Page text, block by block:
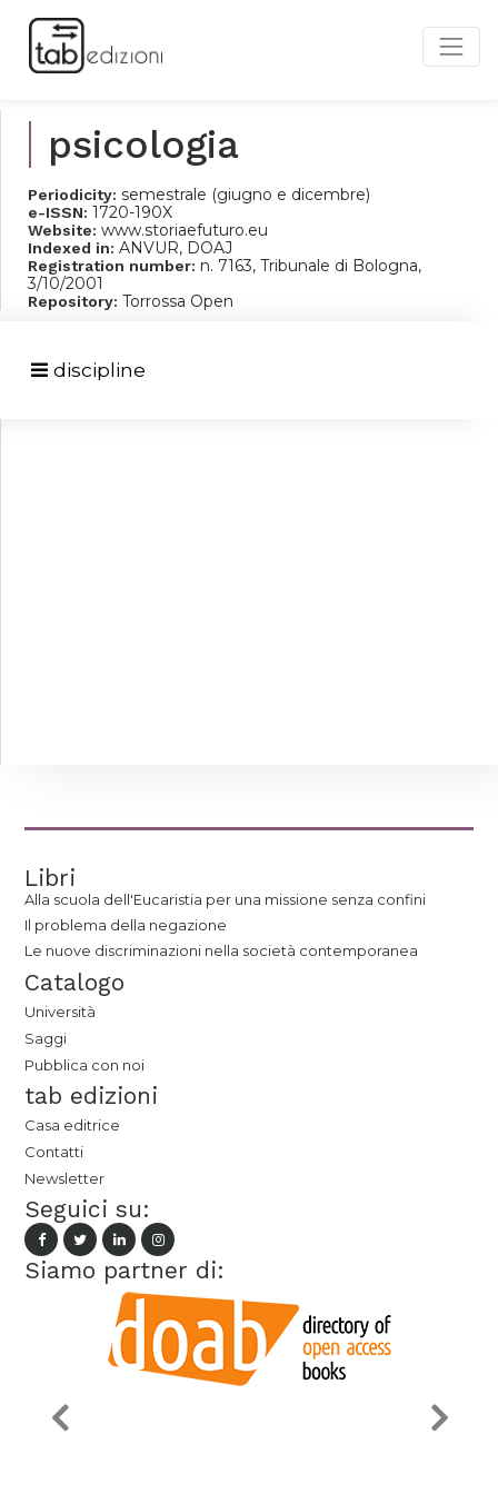
psicologia
Periodicity: semestrale (giugno e dicembre)
e-ISSN: 1720-190X
Website: www.storiaefuturo.eu
Indexed in: ANVUR, DOAJ
Registration number: n. 7163, Tribunale di Bologna,
3/10/2001
Repository: Torrossa Open
discipline
Libri
Alla scuola dell'Eucaristia per una missione senza confini
Il problema della negazione
Le nuove discriminazioni nella società contemporanea
Catalogo
Università
Saggi
Pubblica con noi
tab edizioni
Casa editrice
Contatti
Newsletter
Seguici su:
Siamo partner di: